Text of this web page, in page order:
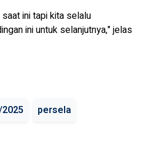
ini tapi kita selalu
ini untuk selanjutnya," jelas
persela